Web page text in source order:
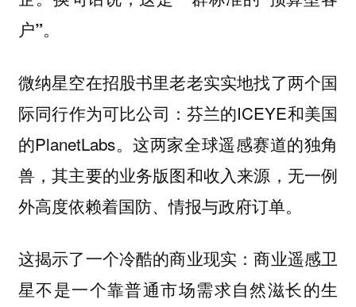
户”。
微纳星空在招股书里老老实实地找了两个国
际同行作为可比公司：芬兰的ICEYE和美国
的PlanetLabs。这两家全球遥感赛道的独角
兽，其主要的业务版图和收入来源，无一例
外高度依赖着国防、情报与政府订单。
这揭示了一个冷酷的商业现实：商业遥感卫
星不是一个靠普通市场需求自然滋长的生